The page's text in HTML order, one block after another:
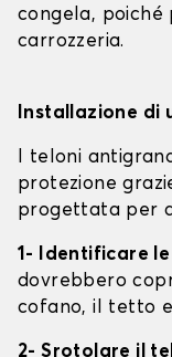
congela,
carrozzeria.
Installazione di
I teloni
protezione
progettata per
1- Identificare
dovrebbero
cofano, il tetto
2- Srotolare il